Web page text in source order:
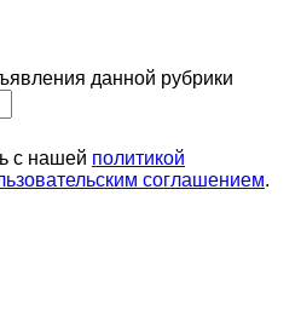
данной рубрики
с нашей политикой
соглашением.